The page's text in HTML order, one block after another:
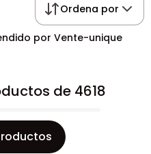
Ordena por
por Vente-unique
de 4618